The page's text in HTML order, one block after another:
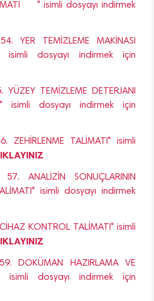
" isimli dosyayı indirmek
YER TEMİZLEME MAKİNASI
isimli dosyayı indirmek için
TEMİZLEME DETERJANI
isimli dosyayı indirmek için
ZEHİRLENME TALİMATI" isimli
ANALİZİN SONUÇLARININ
isimli dosyayı indirmek
KONTROL TALİMATI" isimli
DOKÜMAN HAZIRLAMA VE
isimli dosyayı indirmek için